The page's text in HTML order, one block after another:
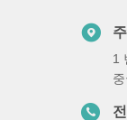
1
중